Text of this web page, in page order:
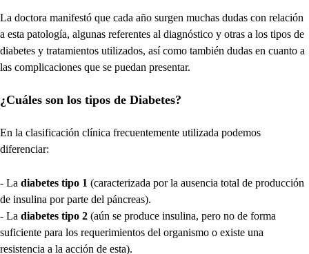
La doctora manifestó que cada año surgen muchas dudas con relación
a esta patología, algunas referentes al diagnóstico y otras a los tipos de
diabetes y tratamientos utilizados, así como también dudas en cuanto a
las complicaciones que se puedan presentar.
¿Cuáles son los tipos de Diabetes?
En la clasificación clínica frecuentemente utilizada podemos
diferenciar:
- La diabetes tipo 1 (caracterizada por la ausencia total de producción
de insulina por parte del páncreas).
- La diabetes tipo 2 (aún se produce insulina, pero no de forma
suficiente para los requerimientos del organismo o existe una
resistencia a la acción de esta).